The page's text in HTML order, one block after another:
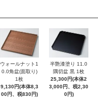
ウォールナット1
0.0角盆(面取り)
1枚
9,130円(本体8,3
00円、税830円)
半艶漆塗り 11.0
隅切盆 黒 1枚
25,300円(本体2
3,000円、税2,30
0円)